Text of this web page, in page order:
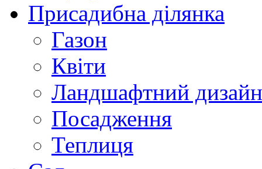
Присадибна ділянка
Газон
Квіти
Ландшафтний дизайн
Посадження
Теплиця